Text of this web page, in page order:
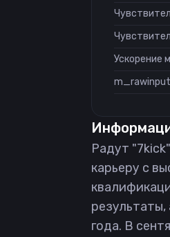
Ускорение
Радут
карьеру с
года. В